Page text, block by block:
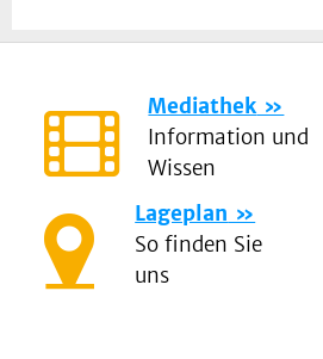
Mediathek
Information und
Wissen
Lageplan
So finden Sie
uns